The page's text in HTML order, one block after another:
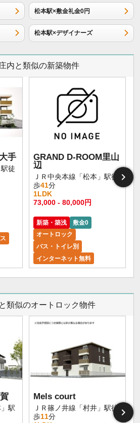
松本駅×敷金礼金0円
松本駅×デザイナーズ
内と類似の新築物件
手
徒
GRAND D-ROOM里山
辺
ＪＲ中央本線「松本」駅徒
歩41分
1LDK
73,000 - 80,000円
新築・築浅
敷金0
オートロック
バス・トイレ別
インターネット無料
類似のオートロック物件
駅
Mels court
ＪＲ篠ノ井線「村井」駅徒
歩11分